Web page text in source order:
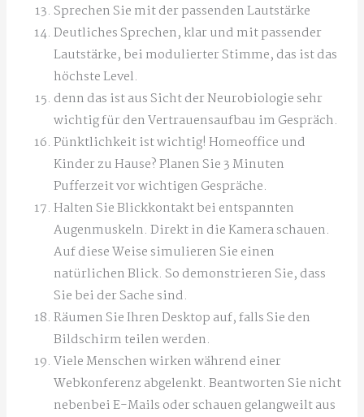
Sprechen Sie mit der passenden Lautstärke
Deutliches Sprechen, klar und mit passender
Lautstärke, bei modulierter Stimme, das ist das
höchste Level.
denn das ist aus Sicht der Neurobiologie sehr
wichtig für den Vertrauensaufbau im Gespräch.
Pünktlichkeit ist wichtig! Homeoffice und
Kinder zu Hause? Planen Sie 3 Minuten
Pufferzeit vor wichtigen Gespräche.
Halten Sie Blickkontakt bei entspannten
Augenmuskeln. Direkt in die Kamera schauen.
Auf diese Weise simulieren Sie einen
natürlichen Blick. So demonstrieren Sie, dass
Sie bei der Sache sind.
Räumen Sie Ihren Desktop auf, falls Sie den
Bildschirm teilen werden.
Viele Menschen wirken während einer
Webkonferenz abgelenkt. Beantworten Sie nicht
nebenbei E-Mails oder schauen gelangweilt aus